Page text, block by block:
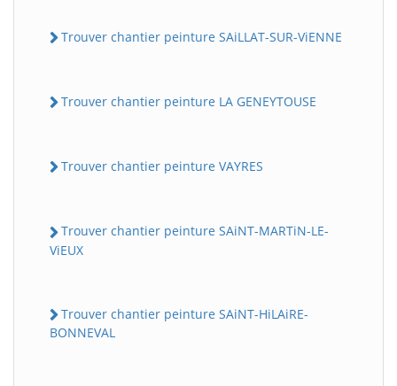
Trouver chantier peinture SAiLLAT-SUR-ViENNE
Trouver chantier peinture LA GENEYTOUSE
Trouver chantier peinture VAYRES
Trouver chantier peinture SAiNT-MARTiN-LE-
ViEUX
Trouver chantier peinture SAiNT-HiLAiRE-
BONNEVAL